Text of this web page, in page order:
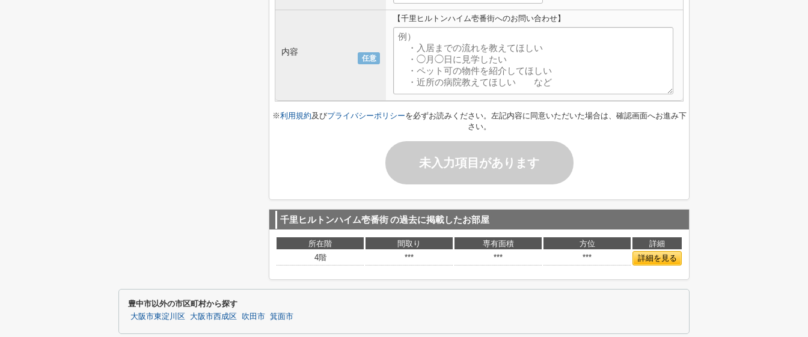
任意
内容
【千里ヒルトンハイム壱番街へのお問い合わせ】
※利用規約及びプライバシーポリシーを必ずお読みください。左記内容に同意いただいた場合は、確認画面へお進み下
さい。
未入力項目があります
千里ヒルトンハイム壱番街の過去に掲載したお部屋
所在階 間取り 専有面積 方位
詳細
4階
*** *** *** 詳細を見る
豊中市以外の市区町村から探す
大阪市東淀川区 大阪市西成区 吹田市 箕面市